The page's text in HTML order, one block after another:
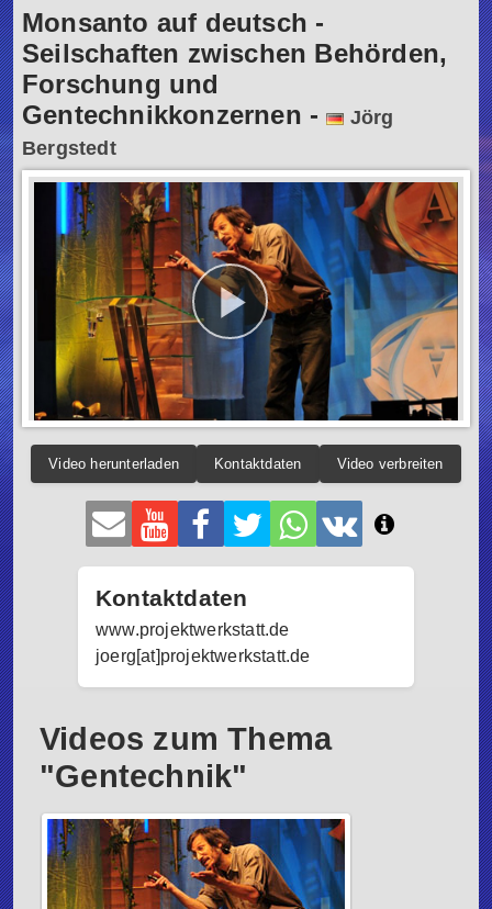
Monsanto auf deutsch -
Seilschaften zwischen Behörden,
Forschung und
Gentechnikkonzernen -
Jörg
Bergstedt
Video herunterladen Kontaktdaten Video verbreiten
Kontaktdaten
www.projektwerkstatt.de
joerg[at]projektwerkstatt.de
Videos zum Thema
"Gentechnik"